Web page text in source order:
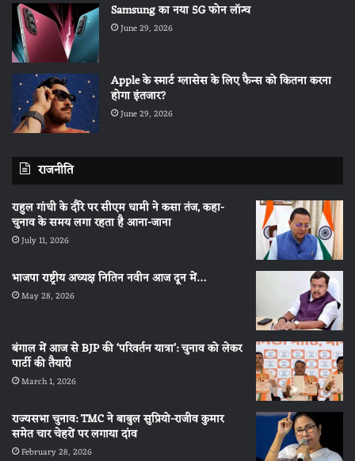
Samsung का नया 5G फोन लॉन्च
June 29, 2026
Apple के स्मार्ट ग्लासेस के लिए फैन्स को कितना करना
होगा इंतजार?
June 29, 2026
राजनीति
राहुल गांधी के दौरे पर सीएम धामी ने कसा तंज, कहा-
चुनाव के समय लगा रहता है आना-जाना
July 11, 2026
भाजपा राष्ट्रीय अध्यक्ष नितिन नवीन आज दून में…
May 28, 2026
बंगाल में आज से BJP की ‘परिवर्तन यात्रा’: चुनाव को लेकर
पार्टी की तैयारी
March 1, 2026
राज्यसभा चुनाव: TMC ने बाबुल सुप्रियो-राजीव कुमार
समेत चार चेहरों पर लगाया दांव
February 28, 2026